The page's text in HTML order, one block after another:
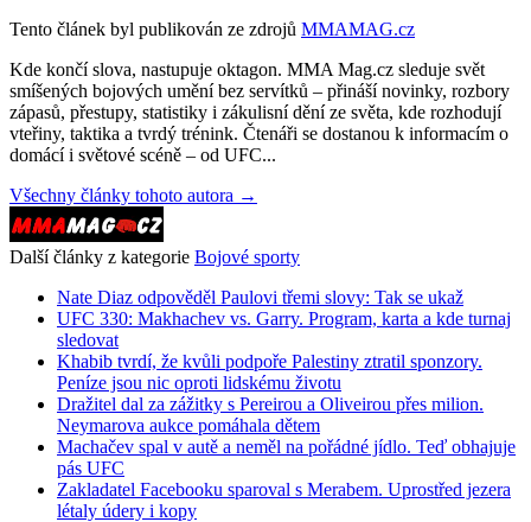
Tento článek byl publikován ze zdrojů MMAMAG.cz
Kde končí slova, nastupuje oktagon. MMA Mag.cz sleduje svět
smíšených bojových umění bez servítků – přináší novinky, rozbory
zápasů, přestupy, statistiky i zákulisní dění ze světa, kde rozhodují
vteřiny, taktika a tvrdý trénink. Čtenáři se dostanou k informacím o
domácí i světové scéně – od UFC...
Všechny články tohoto autora →
Další články z kategorie Bojové sporty
Nate Diaz odpověděl Paulovi třemi slovy: Tak se ukaž
UFC 330: Makhachev vs. Garry. Program, karta a kde turnaj
sledovat
Khabib tvrdí, že kvůli podpoře Palestiny ztratil sponzory.
Peníze jsou nic oproti lidskému životu
Dražitel dal za zážitky s Pereirou a Oliveirou přes milion.
Neymarova aukce pomáhala dětem
Machačev spal v autě a neměl na pořádné jídlo. Teď obhajuje
pás UFC
Zakladatel Facebooku sparoval s Merabem. Uprostřed jezera
létaly údery i kopy